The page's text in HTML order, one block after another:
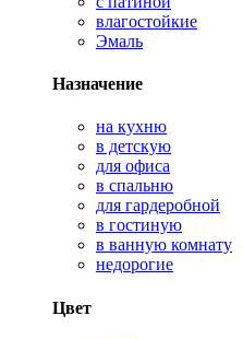
влагостойкие
Эмаль
Назначение
на кухню
в детскую
для офиса
в спальню
для гардеробной
в гостиную
в ванную комнату
недорогие
Цвет